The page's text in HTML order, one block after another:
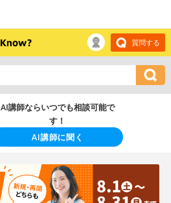
質問する
AI講師ならいつでも相談可能で
す！
AI講師に聞く